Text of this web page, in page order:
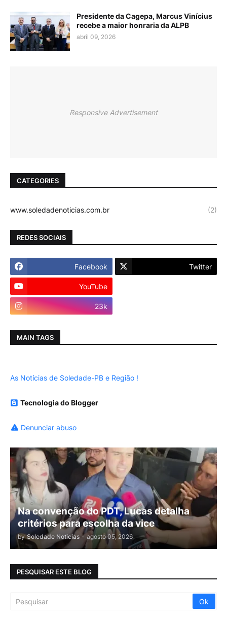
Presidente da Cagepa, Marcus Vinícius
recebe a maior honraria da ALPB
abril 09, 2026
Responsive Advertisement
CATEGORIES
www.soledadenoticias.com.br (2)
REDES SOCIAIS
Facebook Twitter
YouTube
23k
MAIN TAGS
As Notícias de Soledade-PB e Região !
Tecnologia do Blogger
Denunciar abuso
Na convenção do PDT, Lucas detalha
critérios para escolha da vice
by Soledade Noticias - agosto 05, 2026
PESQUISAR ESTE BLOG